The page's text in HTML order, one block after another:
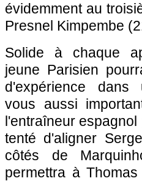
évidemment au
Presnel Kimpembe
Solide à chaque
jeune Parisien
d'expérience dans
vous aussi
l'entraîneur espagnol
tenté d'aligner
côtés de
permettra à